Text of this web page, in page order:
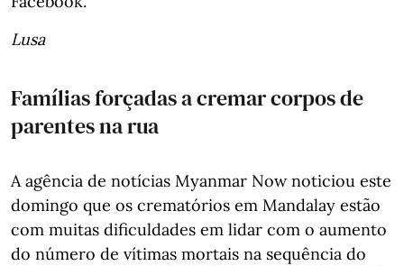
Lusa
Famílias forçadas a cremar corpos de
parentes na rua
A agência de notícias Myanmar Now noticiou este
domingo que os crematórios em Mandalay estão
com muitas dificuldades em lidar com o aumento
do número de vítimas mortais na sequência do